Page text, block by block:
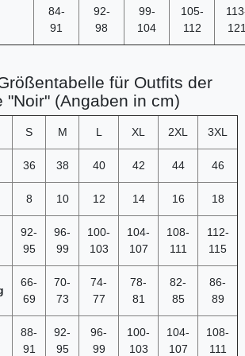
84-
91
92-
98
99-
104
105-
112
für Outfits der
"Noir" (Angaben in cm)
S M L XL 2XL 3XL
36 38 40 42 44 46
8 10 12 14 16 18
92-
95
96-
99
100-
103
104-
107
108-
111
112-
115
66-
69
70-
73
74-
77
78-
81
82-
85
86-
89
88-
91
92-
95
96-
99
100-
103
104-
107
108-
111